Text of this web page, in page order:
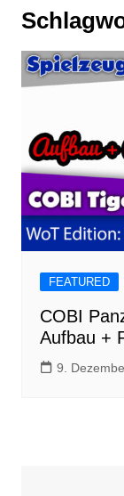
FEATURED
COBI
Aufbau +
9.